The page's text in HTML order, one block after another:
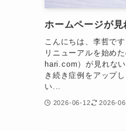
ホームページが
こんにちは、李哲で
リニューアルを始め
hari.com）が見れな
き続き症例をアップ
い...
2026-06-12 2026-